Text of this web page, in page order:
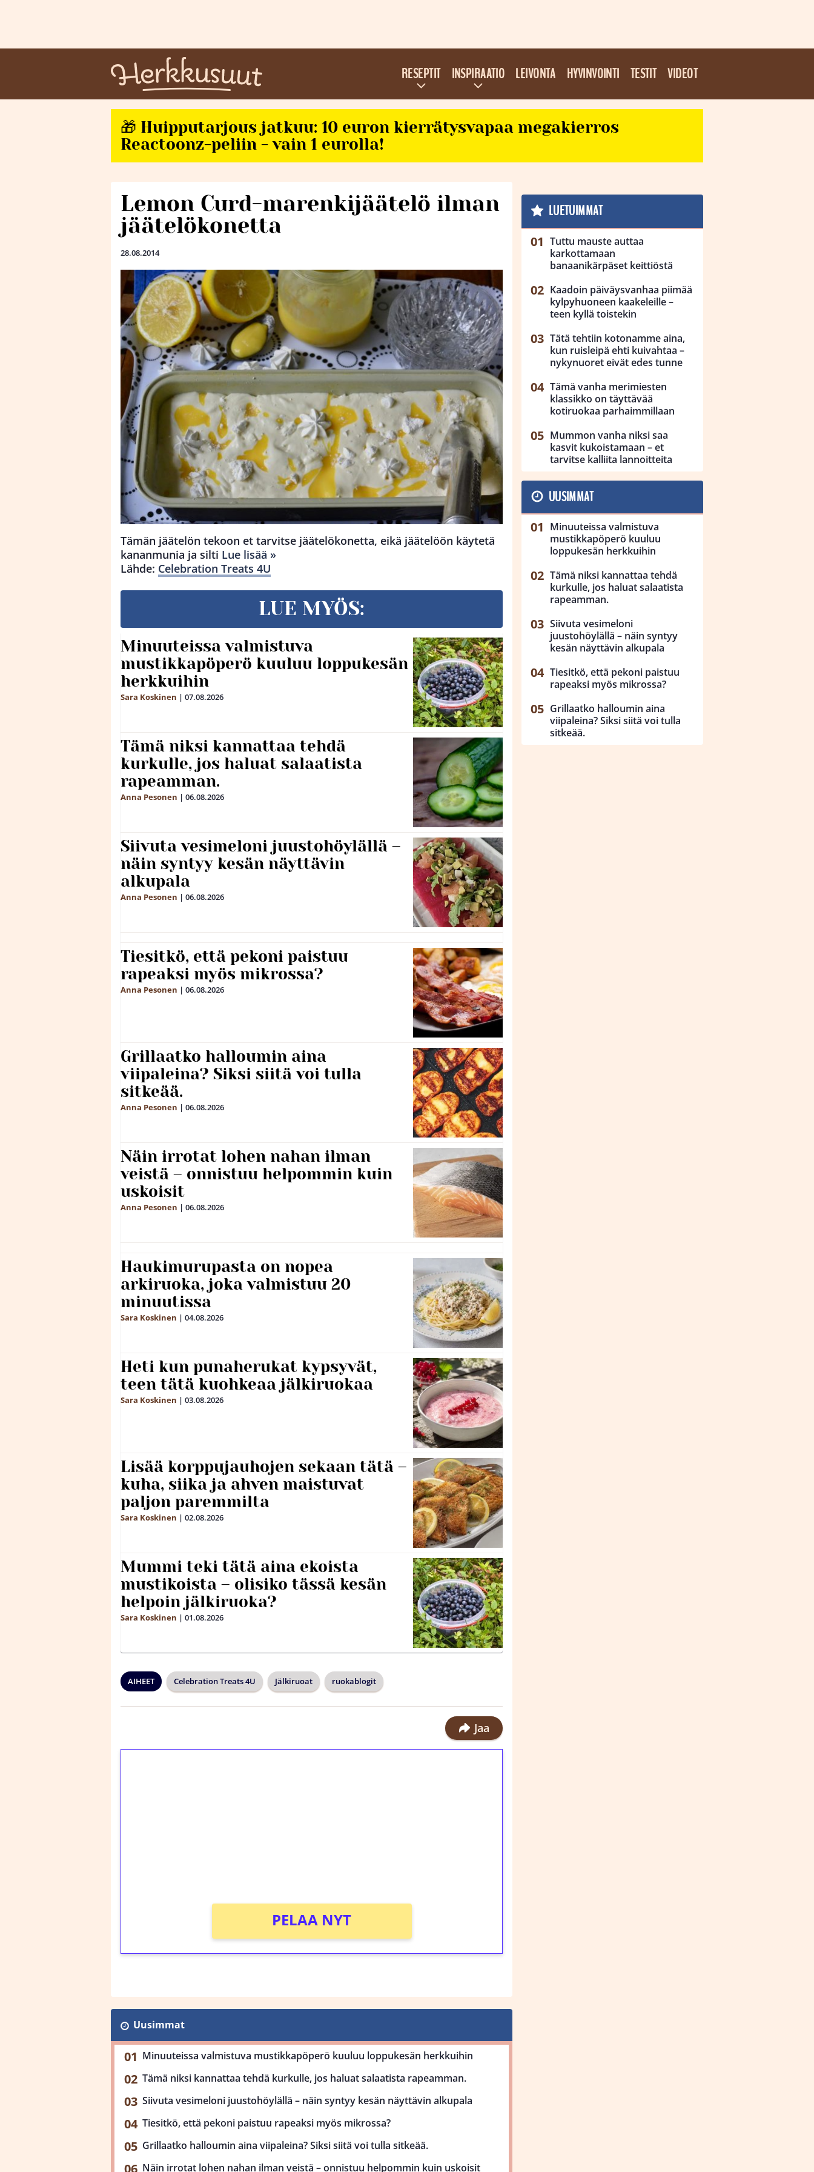
RESEPTIT INSPIRAATIO LEIVONTA HYVINVOINTI TESTIT VIDEOT
🎁 Huipputarjous jatkuu: 10 euron kierrätysvapaa megakierros
Reactoonz-peliin - vain 1 eurolla!
Lemon Curd-marenkijäätelö ilman
jäätelökonetta
28.08.2014
Tämän jäätelön tekoon et tarvitse jäätelökonetta, eikä jäätelöön käytetä
kananmunia ja silti Lue lisää »
Lähde: Celebration Treats 4U
LUE MYÖS:
Minuuteissa valmistuva
mustikkapöperö kuuluu loppukesän
herkkuihin
Sara Koskinen | 07.08.2026
Tämä niksi kannattaa tehdä
kurkulle, jos haluat salaatista
rapeamman.
Anna Pesonen | 06.08.2026
Siivuta vesimeloni juustohöylällä –
näin syntyy kesän näyttävin
alkupala
Anna Pesonen | 06.08.2026
Tiesitkö, että pekoni paistuu
rapeaksi myös mikrossa?
Anna Pesonen | 06.08.2026
Grillaatko halloumin aina
viipaleina? Siksi siitä voi tulla
sitkeää.
Anna Pesonen | 06.08.2026
Näin irrotat lohen nahan ilman
veistä – onnistuu helpommin kuin
uskoisit
Anna Pesonen | 06.08.2026
Haukimurupasta on nopea
arkiruoka, joka valmistuu 20
minuutissa
Sara Koskinen | 04.08.2026
Heti kun punaherukat kypsyvät,
teen tätä kuohkeaa jälkiruokaa
Sara Koskinen | 03.08.2026
Lisää korppujauhojen sekaan tätä –
kuha, siika ja ahven maistuvat
paljon paremmilta
Sara Koskinen | 02.08.2026
Mummi teki tätä aina ekoista
mustikoista – olisiko tässä kesän
helpoin jälkiruoka?
Sara Koskinen | 01.08.2026
AIHEET Celebration Treats 4U Jälkiruoat ruokablogit
Jaa
PELAA NYT
Uusimmat
Minuuteissa valmistuva mustikkapöperö kuuluu loppukesän herkkuihin
Tämä niksi kannattaa tehdä kurkulle, jos haluat salaatista rapeamman.
Siivuta vesimeloni juustohöylällä – näin syntyy kesän näyttävin alkupala
Tiesitkö, että pekoni paistuu rapeaksi myös mikrossa?
Grillaatko halloumin aina viipaleina? Siksi siitä voi tulla sitkeää.
Näin irrotat lohen nahan ilman veistä – onnistuu helpommin kuin uskoisit
LUETUIMMAT
Tuttu mauste auttaa
karkottamaan
banaanikärpäset keittiöstä
Kaadoin päiväysvanhaa piimää
kylpyhuoneen kaakeleille –
teen kyllä toistekin
Tätä tehtiin kotonamme aina,
kun ruisleipä ehti kuivahtaa –
nykynuoret eivät edes tunne
Tämä vanha merimiesten
klassikko on täyttävää
kotiruokaa parhaimmillaan
Mummon vanha niksi saa
kasvit kukoistamaan – et
tarvitse kalliita lannoitteita
UUSIMMAT
Minuuteissa valmistuva
mustikkapöperö kuuluu
loppukesän herkkuihin
Tämä niksi kannattaa tehdä
kurkulle, jos haluat salaatista
rapeamman.
Siivuta vesimeloni
juustohöylällä – näin syntyy
kesän näyttävin alkupala
Tiesitkö, että pekoni paistuu
rapeaksi myös mikrossa?
Grillaatko halloumin aina
viipaleina? Siksi siitä voi tulla
sitkeää.